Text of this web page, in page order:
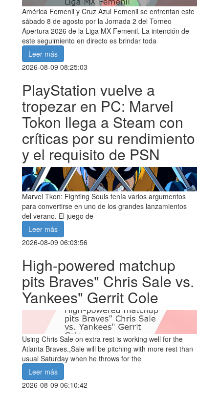
América Femenil y Cruz Azul Femenil se enfrentan este
sábado 8 de agosto por la Jornada 2 del Torneo
Apertura 2026 de la Liga MX Femenil. La intención de
este seguimiento en directo es brindar toda
Leer más
2026-08-09 08:25:03
PlayStation vuelve a
tropezar en PC: Marvel
Tokon llega a Steam con
críticas por su rendimiento
y el requisito de PSN
Marvel Tkon: Fighting Souls tenía varios argumentos
para convertirse en uno de los grandes lanzamientos
del verano. El juego de
Leer más
2026-08-09 06:03:56
High-powered matchup
pits Braves" Chris Sale vs.
Yankees" Gerrit Cole
Using Chris Sale on extra rest is working well for the
Atlanta Braves.,Sale will be pitching with more rest than
usual Saturday when he throws for the
Leer más
2026-08-09 06:10:42